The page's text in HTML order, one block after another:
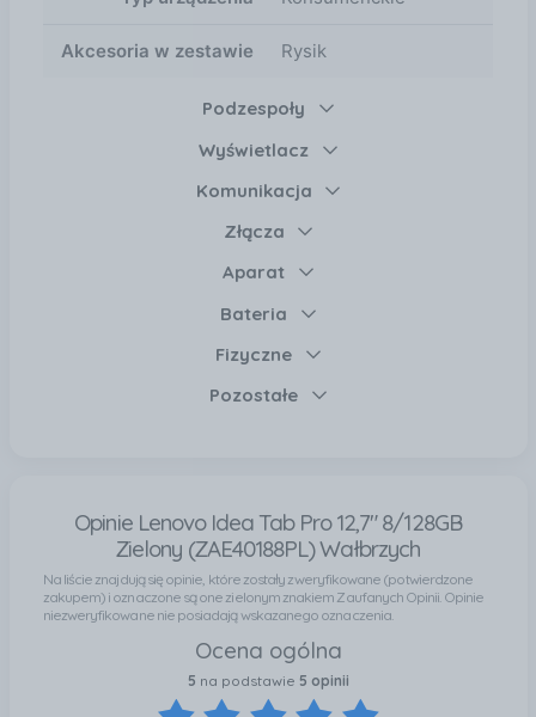
Akcesoria w zestawie Rysik
Podzespoły
Wyświetlacz
Komunikacja
Złącza
Aparat
Bateria
Fizyczne
Pozostałe
Opinie Lenovo Idea Tab Pro 12,7" 8/128GB
Zielony (ZAE40188PL) Wałbrzych
Na liście znajdują się opinie, które zostały zweryfikowane (potwierdzone
zakupem) i oznaczone są one zielonym znakiem Zaufanych Opinii. Opinie
niezweryfikowane nie posiadają wskazanego oznaczenia.
Ocena ogólna
5 na podstawie 5 opinii